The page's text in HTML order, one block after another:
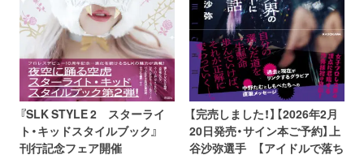
『SLK STYLE 2 スターライ
ト・キッドスタイルブック』
刊行記念フェア開催
【完売しました！】【2026年2月
20日発売・サイン本ご予約】上
谷沙弥選手 【アイドルで落ち